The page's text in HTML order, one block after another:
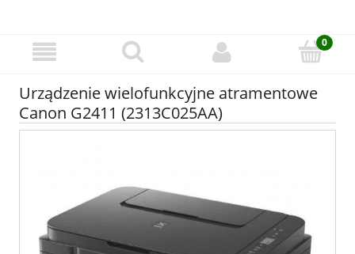
Urządzenie wielofunkcyjne atramentowe
Canon G2411 (2313C025AA)